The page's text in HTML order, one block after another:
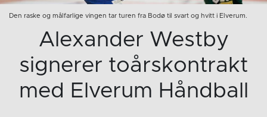
Den raske og målfarlige vingen tar turen fra Bodø til svart og hvitt i Elverum.
Alexander Westby
signerer toårskontrakt
med Elverum Håndball